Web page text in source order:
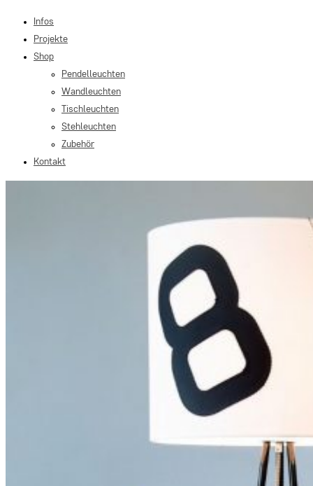
Infos
Projekte
Shop
Pendelleuchten
Wandleuchten
Tischleuchten
Stehleuchten
Zubehör
Kontakt